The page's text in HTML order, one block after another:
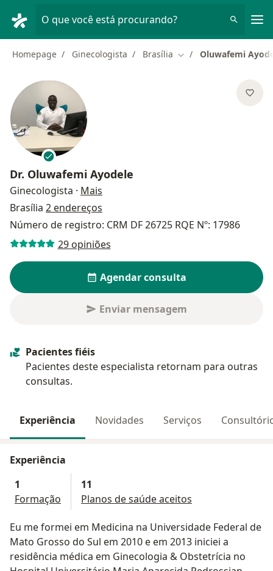
O que você está procurando?
Homepage Ginecologista Brasília Mudar de cidade
Oluwafemi
Dr. Oluwafemi Ayodele
Ginecologista · Mais
Brasília 2 endereços
Número de registro: CRM DF 26725 RQE Nº: 17986
29 opiniões
Agendar consulta
Enviar mensagem
Pacientes fiéis
Pacientes deste especialista retornam para outras
consultas.
Experiência Novidades Serviços
Experiência
1
Formação
11
Planos de saúde aceitos
Eu me formei em Medicina na Universidade Federal de
Mato Grosso do Sul em 2010 e em 2013 iniciei a
residência médica em Ginecologia & Obstetrícia no